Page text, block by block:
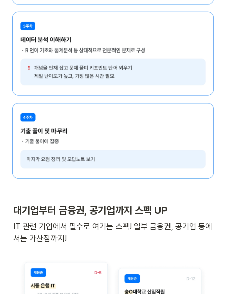
대기업부터 금융권, 공기업까지 스펙 UP
IT 관련 기업에서 필수로 여기는 스펙! 일부 금융권, 공기업 등에
서는 가산점까지!